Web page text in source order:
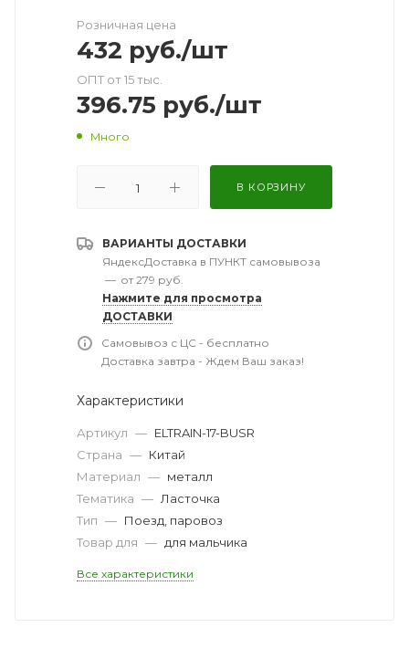
Розничная цена
432 руб./шт
ОПТ от 15 тыс.
396.75 руб./шт
Много
В КОРЗИНУ
ВАРИАНТЫ ДОСТАВКИ
ЯндексДоставка в ПУНКТ самовывоза
— от 279 руб.
Нажмите для просмотра
ДОСТАВКИ
Самовывоз с ЦС - бесплатно
Доставка завтра - Ждем Ваш заказ!
Характеристики
Артикул — ELTRAIN-17-BUSR
Страна — Китай
Материал — металл
Тематика — Ласточка
Тип — Поезд, паровоз
Товар для — для мальчика
Все характеристики